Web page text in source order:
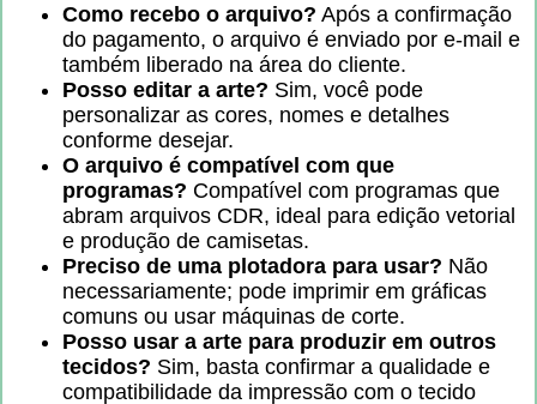
Como recebo o arquivo? Após a confirmação
do pagamento, o arquivo é enviado por e-mail e
também liberado na área do cliente.
Posso editar a arte? Sim, você pode
personalizar as cores, nomes e detalhes
conforme desejar.
O arquivo é compatível com que
programas? Compatível com programas que
abram arquivos CDR, ideal para edição vetorial
e produção de camisetas.
Preciso de uma plotadora para usar? Não
necessariamente; pode imprimir em gráficas
comuns ou usar máquinas de corte.
Posso usar a arte para produzir em outros
tecidos? Sim, basta confirmar a qualidade e
compatibilidade da impressão com o tecido